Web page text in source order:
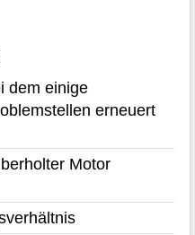
dem einige
erneuert
Motor